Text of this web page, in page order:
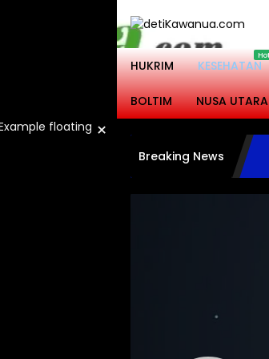
HUKRIM
KESEHATAN
BOLTIM NUSA UTARA
×
Breaking News